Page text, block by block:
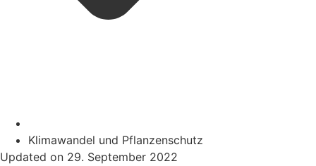
Klimawandel und Pflanzenschutz
Updated on 29. September 2022